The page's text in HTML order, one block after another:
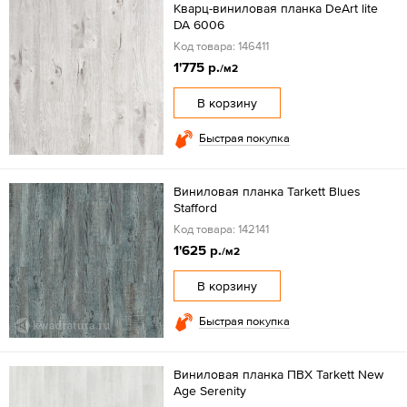
Кварц-виниловая планка DeArt lite
DA 6006
Код товара: 146411
1'775 р./м2
В корзину
Быстрая покупка
Виниловая планка Tarkett Blues
Stafford
Код товара: 142141
1'625 р./м2
В корзину
Быстрая покупка
Виниловая планка ПВХ Tarkett New
Age Serenity